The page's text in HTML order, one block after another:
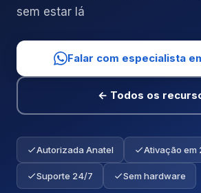
sem estar lá
Falar com especialista
← Todos os
Autorizada Anatel Ativação em
Suporte 24/7 Sem hardware